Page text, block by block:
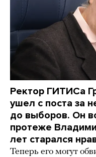
Ректор ГИТИСа
ушел с поста за
до выборов. Он
протеже
лет старался
Теперь его могут